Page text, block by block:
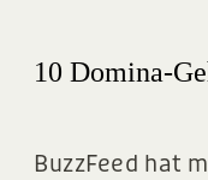
10 Domina-
BuzzFeed hat